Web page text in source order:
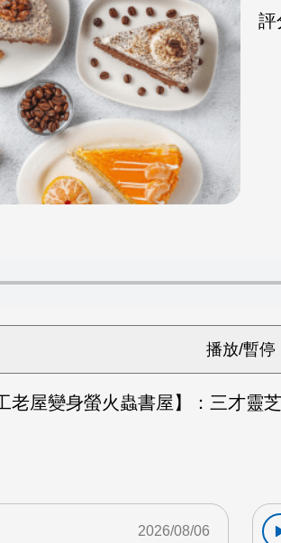
評
老屋變身螢火蟲書屋】：三才靈
2026/08/06